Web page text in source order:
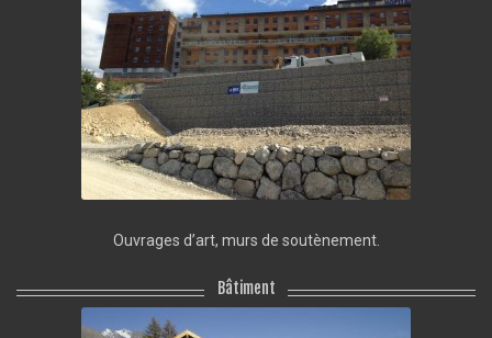
Ouvrages d’art, murs de soutènement.
Bâtiment